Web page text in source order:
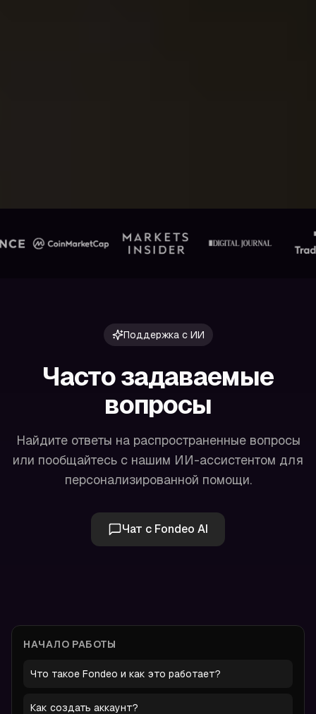
Поддержка с ИИ
Часто задаваемые
вопросы
Найдите ответы на распространенные вопросы
или пообщайтесь с нашим ИИ-ассистентом для
персонализированной помощи.
Чат с Fondeo AI
НАЧАЛО РАБОТЫ
Что такое Fondeo и как это работает?
Как создать аккаунт?